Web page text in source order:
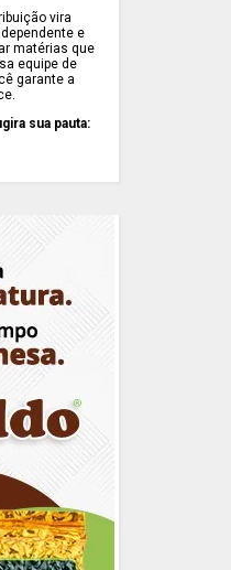
vira
e
matérias que
equipe de
garante a
sua pauta: